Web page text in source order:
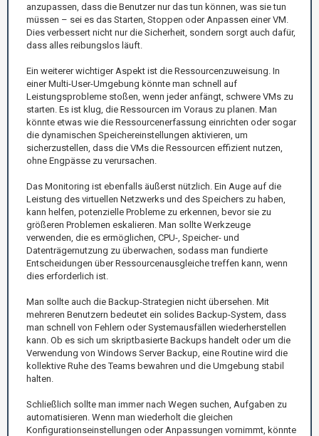
anzupassen, dass die Benutzer nur das tun können, was sie tun
müssen – sei es das Starten, Stoppen oder Anpassen einer VM.
Dies verbessert nicht nur die Sicherheit, sondern sorgt auch dafür,
dass alles reibungslos läuft.
Ein weiterer wichtiger Aspekt ist die Ressourcenzuweisung. In
einer Multi-User-Umgebung könnte man schnell auf
Leistungsprobleme stoßen, wenn jeder anfängt, schwere VMs zu
starten. Es ist klug, die Ressourcen im Voraus zu planen. Man
könnte etwas wie die Ressourcenerfassung einrichten oder sogar
die dynamischen Speichereinstellungen aktivieren, um
sicherzustellen, dass die VMs die Ressourcen effizient nutzen,
ohne Engpässe zu verursachen.
Das Monitoring ist ebenfalls äußerst nützlich. Ein Auge auf die
Leistung des virtuellen Netzwerks und des Speichers zu haben,
kann helfen, potenzielle Probleme zu erkennen, bevor sie zu
größeren Problemen eskalieren. Man sollte Werkzeuge
verwenden, die es ermöglichen, CPU-, Speicher- und
Datenträgernutzung zu überwachen, sodass man fundierte
Entscheidungen über Ressourcenausgleiche treffen kann, wenn
dies erforderlich ist.
Man sollte auch die Backup-Strategien nicht übersehen. Mit
mehreren Benutzern bedeutet ein solides Backup-System, dass
man schnell von Fehlern oder Systemausfällen wiederherstellen
kann. Ob es sich um skriptbasierte Backups handelt oder um die
Verwendung von Windows Server Backup, eine Routine wird die
kollektive Ruhe des Teams bewahren und die Umgebung stabil
halten.
Schließlich sollte man immer nach Wegen suchen, Aufgaben zu
automatisieren. Wenn man wiederholt die gleichen
Konfigurationseinstellungen oder Anpassungen vornimmt, könnte